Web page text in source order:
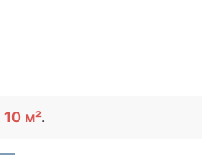
10 м².